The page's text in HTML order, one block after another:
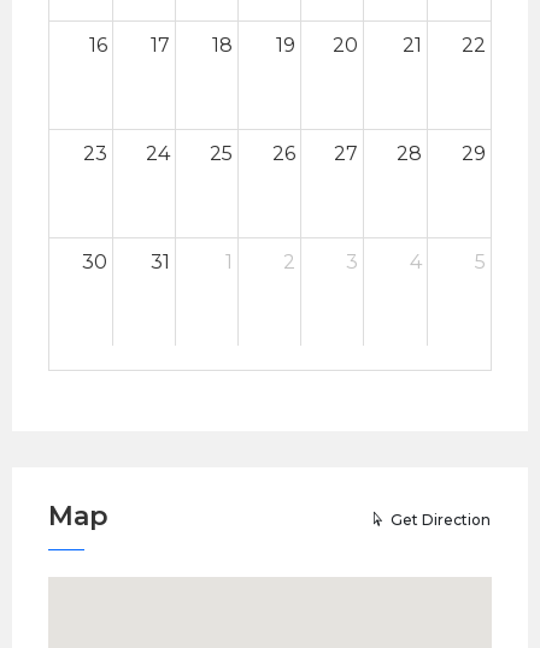
16 17 18 19 20 21 22
23 24 25 26 27 28 29
30 31 1 2 3 4 5
Map Get Direction